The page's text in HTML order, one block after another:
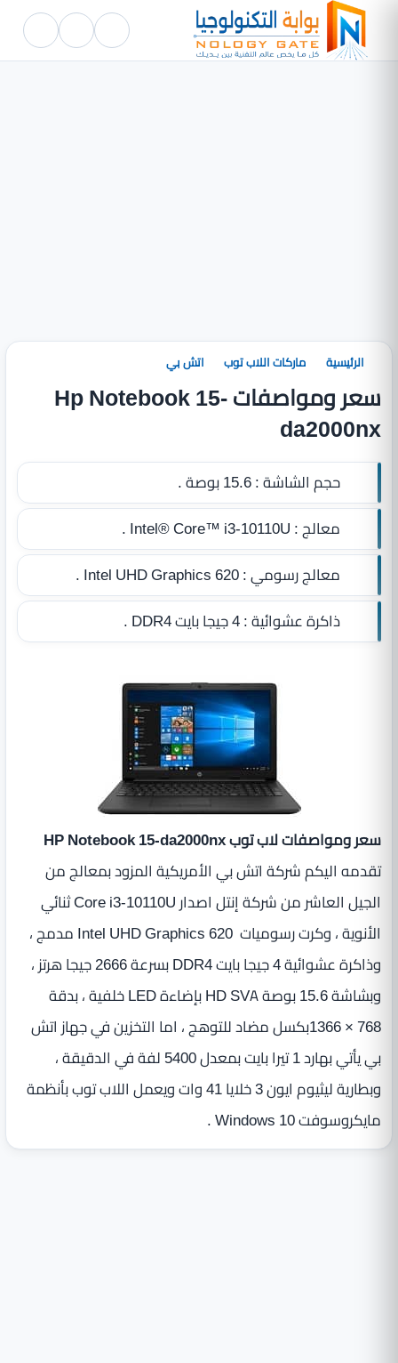
الرئيسية ماركات اللاب توب اتش بي
سعر ومواصفات Hp Notebook 15-
da2000nx
حجم الشاشة :15.6 بوصة .
معالج :Intel® Core™ i3-10110U .
معالج رسومي :Intel UHD Graphics 620 .
ذاكرة عشوائية :4 جيجا بايت DDR4 .
سعر ومواصفات لاب توب HP Notebook 15-da2000nx
تقدمه اليكم شركة اتش بي الأمريكية المزود بمعالج من
الجيل العاشر من شركة إنتل اصدار Core i3-10110U ثنائي
الأنوية ، وكرت رسوميات Intel UHD Graphics 620 مدمج ،
وذاكرة عشوائية 4 جيجا بايت DDR4 بسرعة 2666 جيجا هرتز ،
وبشاشة 15.6 بوصة HD SVA بإضاءة LED‏ خلفية ، بدقة
‎1366 × 768بكسل مضاد للتوهج ، اما التخزين في جهاز اتش
بي يأتي بهارد 1 تيرا بايت بمعدل 5400 لفة في الدقيقة ،
وبطارية ليثيوم ايون 3 خلايا 41 وات ويعمل اللاب توب بأنظمة
مايكروسوفت Windows 10 .